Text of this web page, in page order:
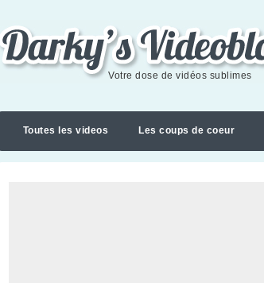
Darky's videoblog
Votre dose de vidéos sublimes
Toutes les videos Les coups de coeur